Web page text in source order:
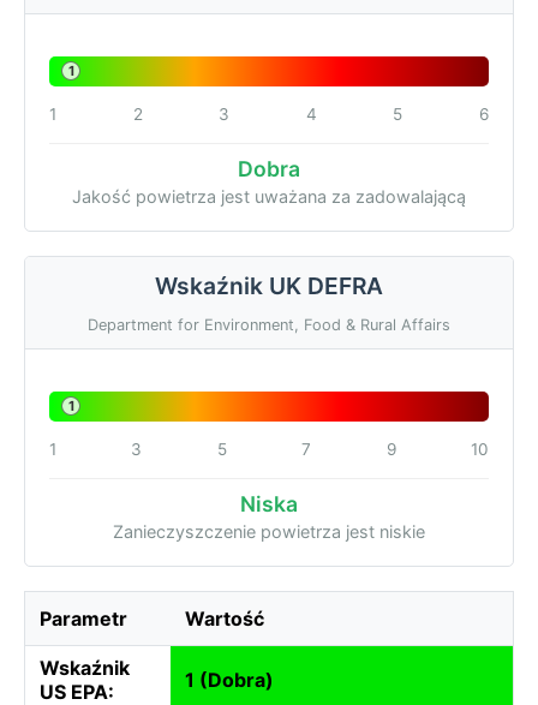
1
1 2 3 4 5 6
Dobra
Jakość powietrza jest uważana za zadowalającą
Wskaźnik UK DEFRA
Department for Environment, Food & Rural Affairs
1
1 3 5 7 9 10
Niska
Zanieczyszczenie powietrza jest niskie
Parametr Wartość
Wskaźnik
US EPA:
1 (Dobra)